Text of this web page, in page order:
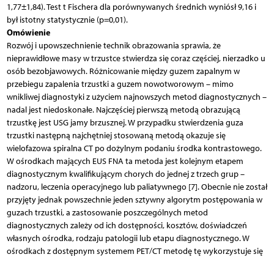
1,77±1,84). Test t Fischera dla porównywanych średnich wyniósł 9,16 i
był istotny statystycznie (p=0,01).
Omówienie
Rozwój i upowszechnienie technik obrazowania sprawia, że
nieprawidłowe masy w trzustce stwierdza się coraz częściej, nierzadko u
osób bezobjawowych. Różnicowanie między guzem zapalnym w
przebiegu zapalenia trzustki a guzem nowotworowym – mimo
wnikliwej diagnostyki z użyciem najnowszych metod diagnostycznych –
nadal jest niedoskonałe. Najczęściej pierwszą metodą obrazującą
trzustkę jest USG jamy brzusznej. W przypadku stwierdzenia guza
trzustki następną najchętniej stosowaną metodą okazuje się
wielofazowa spiralna CT po dożylnym podaniu środka kontrastowego.
W ośrodkach mających EUS FNA ta metoda jest kolejnym etapem
diagnostycznym kwalifikującym chorych do jednej z trzech grup –
nadzoru, leczenia operacyjnego lub paliatywnego [7]. Obecnie nie został
przyjęty jednak powszechnie jeden sztywny algorytm postępowania w
guzach trzustki, a zastosowanie poszczególnych metod
diagnostycznych zależy od ich dostępności, kosztów, doświadczeń
własnych ośrodka, rodzaju patologii lub etapu diagnostycznego. W
ośrodkach z dostępnym systemem PET/CT metodę tę wykorzystuje się